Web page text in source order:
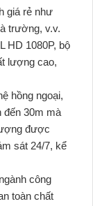
giá rẻ như
trường, v.v.
HD 1080P, bộ
lượng cao,
hồng ngoại,
đến 30m mà
được
sát 24/7, kể
công
toàn chất